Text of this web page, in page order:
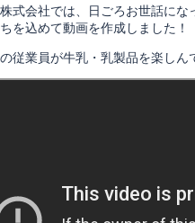
式会社では、日ごろお世話に
を込めて動画を作成しました！
従業員が牛乳・乳製品を楽しん